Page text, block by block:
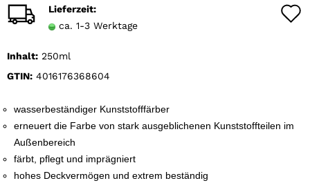
Lieferzeit:
ca. 1-3 Werktage
Inhalt: 250ml
GTIN: 4016176368604
wasserbeständiger Kunststofffärber
erneuert die Farbe von stark ausgeblichenen Kunststoffteilen im
Außenbereich
färbt, pflegt und imprägniert
hohes Deckvermögen und extrem beständig